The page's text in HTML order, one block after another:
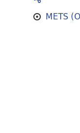
METS